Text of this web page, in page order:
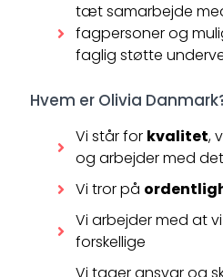
tæt samarbejde
fagpersoner og
faglig støtte
Hvem er Olivia
Vi står for kvalitet,
og arbejder med
Vi tror på
Vi arbejder med at
forskellige